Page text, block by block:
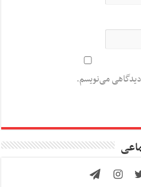
دیدگاهی می‌نویسم.